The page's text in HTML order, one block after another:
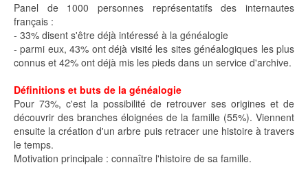
Panel de 1000 personnes représentatifs des internautes
français :
- 33% disent s'être déjà intéressé à la généalogie
- parmi eux, 43% ont déjà visité les sites généalogiques les plus
connus et 42% ont déjà mis les pieds dans un service d'archive.
Définitions et buts de la généalogie
Pour 73%, c'est la possibilité de retrouver ses origines et de
découvrir des branches éloignées de la famille (55%). Viennent
ensuite la création d'un arbre puis retracer une histoire à travers
le temps.
Motivation principale : connaître l'histoire de sa famille.